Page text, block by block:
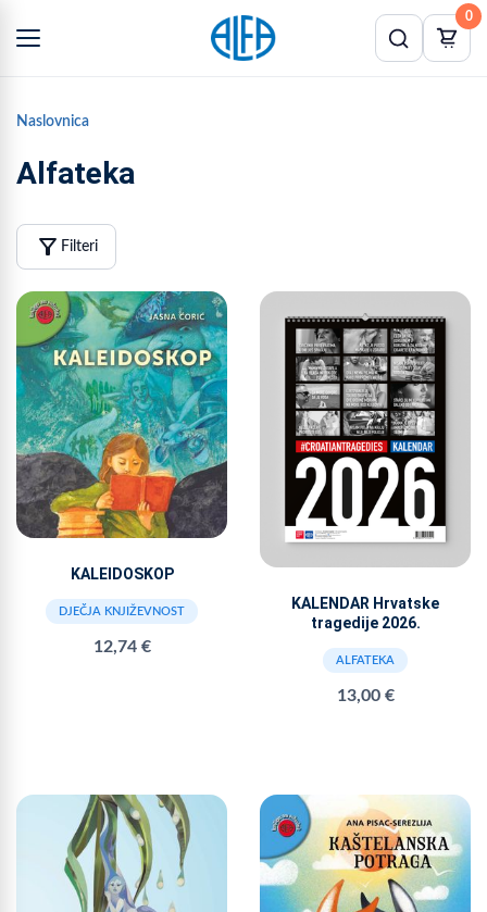
0
Naslovnica
Alfateka
filter_alt Filteri
KALEIDOSKOP
DJEČJA KNJIŽEVNOST
12,74 €
KALENDAR Hrvatske
tragedije 2026.
ALFATEKA
13,00 €